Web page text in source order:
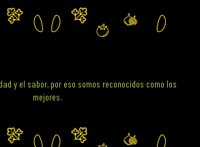
y el sabor, por eso somos reconocidos como los
mejores.